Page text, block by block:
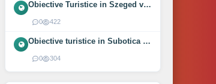
Obiective Turistice in Szeged vizitate intr-o zi (2024)
0 422
Obiective turistice in Subotica vizitate intr-o zi (2024)
0 304